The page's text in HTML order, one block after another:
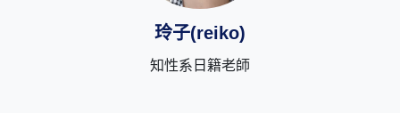
玲子(reiko)
知性系日籍老師